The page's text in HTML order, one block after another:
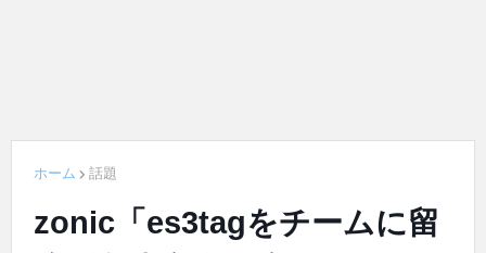
ホーム 話題
zonic「es3tagをチームに留